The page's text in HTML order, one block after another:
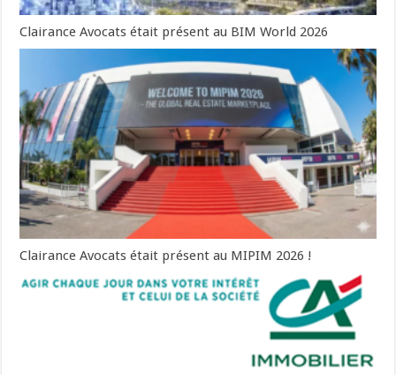
Clairance Avocats était présent au BIM World 2026
Clairance Avocats était présent au MIPIM 2026 !